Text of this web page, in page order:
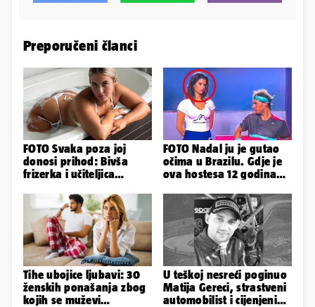
Preporučeni članci
FOTO Svaka poza joj
donosi prihod: Bivša
frizerka i učiteljica
Instagram
FOTO Nadal ju je gutao
očima u Brazilu. Gdje je
ova hostesa 12 godina
Tihe ubojice ljubavi: 30
ženskih ponašanja zbog
kojih se muževi
U teškoj nesreći poginuo
Matija Gereci, strastveni
automobilist i cijenjeni